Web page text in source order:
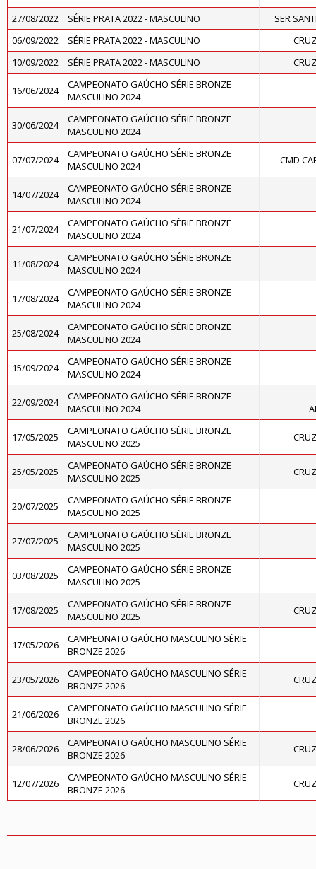
27/08/2022
SÉRIE PRATA 2022 - MASCULINO
SER
06/09/2022
SÉRIE PRATA 2022 - MASCULINO
10/09/2022
SÉRIE PRATA 2022 - MASCULINO
16/06/2024
CAMPEONATO GAÚCHO SÉRIE BRONZE
MASCULINO 2024
30/06/2024
CAMPEONATO GAÚCHO SÉRIE BRONZE
MASCULINO 2024
07/07/2024
CAMPEONATO GAÚCHO SÉRIE BRONZE
MASCULINO 2024
CMD
14/07/2024
CAMPEONATO GAÚCHO SÉRIE BRONZE
MASCULINO 2024
21/07/2024
CAMPEONATO GAÚCHO SÉRIE BRONZE
MASCULINO 2024
11/08/2024
CAMPEONATO GAÚCHO SÉRIE BRONZE
MASCULINO 2024
17/08/2024
CAMPEONATO GAÚCHO SÉRIE BRONZE
MASCULINO 2024
25/08/2024
CAMPEONATO GAÚCHO SÉRIE BRONZE
MASCULINO 2024
15/09/2024
CAMPEONATO GAÚCHO SÉRIE BRONZE
MASCULINO 2024
22/09/2024
CAMPEONATO GAÚCHO SÉRIE BRONZE
MASCULINO 2024
17/05/2025
CAMPEONATO GAÚCHO SÉRIE BRONZE
MASCULINO 2025
25/05/2025
CAMPEONATO GAÚCHO SÉRIE BRONZE
MASCULINO 2025
20/07/2025
CAMPEONATO GAÚCHO SÉRIE BRONZE
MASCULINO 2025
27/07/2025
CAMPEONATO GAÚCHO SÉRIE BRONZE
MASCULINO 2025
03/08/2025
CAMPEONATO GAÚCHO SÉRIE BRONZE
MASCULINO 2025
17/08/2025
CAMPEONATO GAÚCHO SÉRIE BRONZE
MASCULINO 2025
17/05/2026
CAMPEONATO GAÚCHO MASCULINO SÉRIE
BRONZE 2026
23/05/2026
CAMPEONATO GAÚCHO MASCULINO SÉRIE
BRONZE 2026
21/06/2026
CAMPEONATO GAÚCHO MASCULINO SÉRIE
BRONZE 2026
28/06/2026
CAMPEONATO GAÚCHO MASCULINO SÉRIE
BRONZE 2026
12/07/2026
CAMPEONATO GAÚCHO MASCULINO SÉRIE
BRONZE 2026